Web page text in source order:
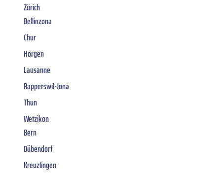
Zürich
Bellinzona
Chur
Horgen
Lausanne
Rapperswil-Jona
Thun
Wetzikon
Bern
Dübendorf
Kreuzlingen